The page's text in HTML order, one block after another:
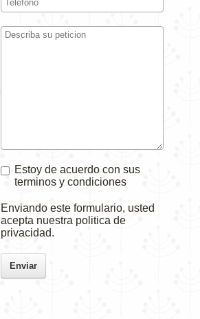
Estoy de acuerdo con sus
terminos y condiciones
Enviando este formulario, usted
acepta nuestra politica de
privacidad.
Enviar